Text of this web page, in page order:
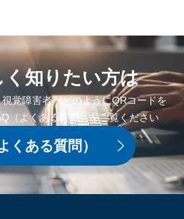
く知りたい方は
覚障害者がどのようにQRコードを
（よくある質問）をご覧ください
くある質問）